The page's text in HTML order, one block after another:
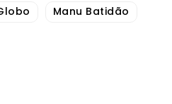
Manu Batidão